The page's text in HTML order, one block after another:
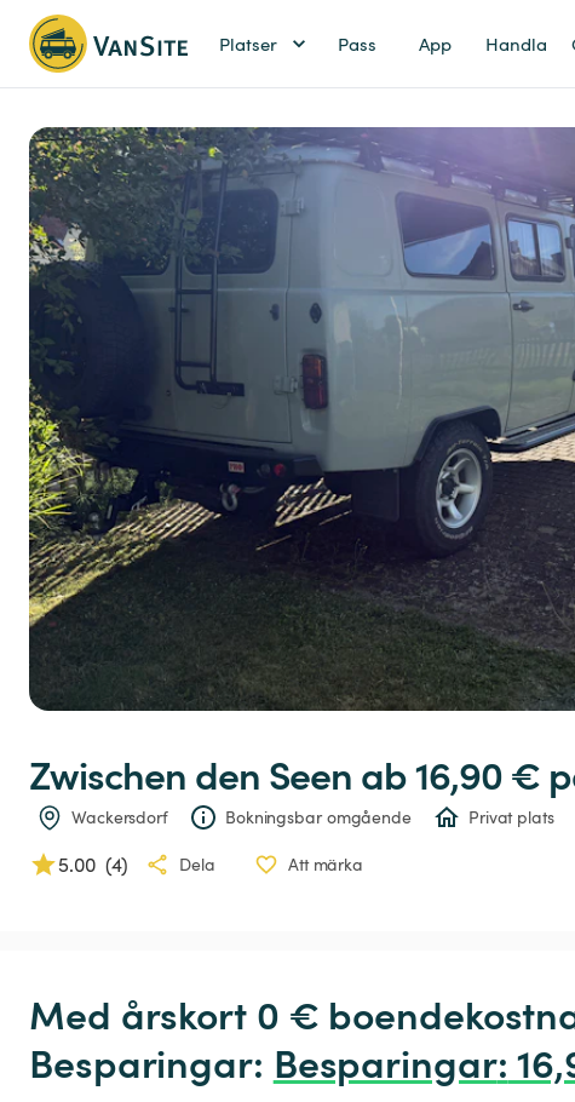
Platser Pass App Handla
Zwischen den Seen ab 16,90 €
Wackersdorf Bokningsbar omgående Privat plats
5.00 (4) Dela Att märka
Med årskort 0 €
Besparingar: Besparingar: